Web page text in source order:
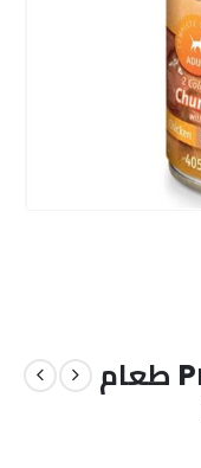
Princess Maintenance طعام